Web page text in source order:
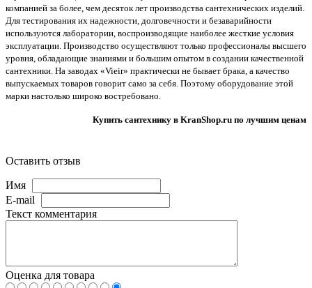
компанией за более, чем десяток лет производства сантехнических изделий.
Для тестирования их надежности, долговечности и безаварийности
используются лаборатории, воспроизводящие наиболее жесткие условия
эксплуатации. Производство осуществляют только профессионалы высшего
уровня, обладающие знаниями и большим опытом в создании качественной
сантехники. На заводах «Vieir» практически не бывает брака, а качество
выпускаемых товаров говорит само за себя. Поэтому оборудование этой
марки настолько широко востребовано.
Купить сантехнику в KranShop.ru по лучшим ценам
Оставить отзыв
Имя
E-mail
Текст комментария
Оценка для товара